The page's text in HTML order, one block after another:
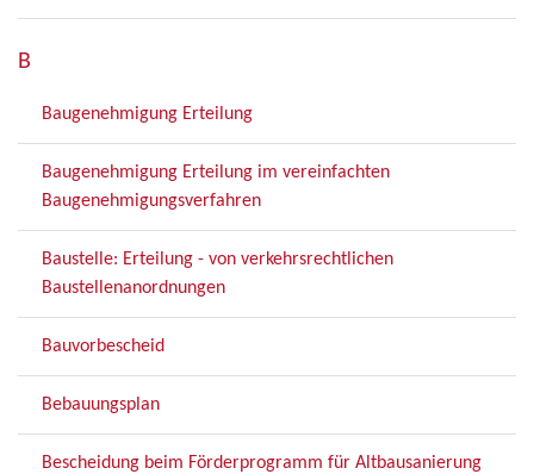
B
Baugenehmigung Erteilung
Baugenehmigung Erteilung im vereinfachten
Baugenehmigungsverfahren
Baustelle: Erteilung - von verkehrsrechtlichen
Baustellenanordnungen
Bauvorbescheid
Bebauungsplan
Bescheidung beim Förderprogramm für Altbausanierung